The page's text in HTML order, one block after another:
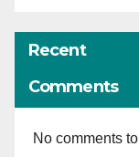
Recent
Comments
No comments to